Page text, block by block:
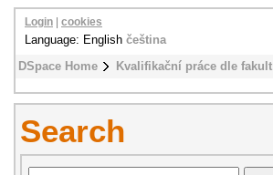
DSpace Home Kvalifikační práce dle fakult
Login cookies
Language: English čeština
Search